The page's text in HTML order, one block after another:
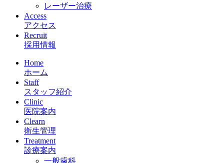
レーザー治療
Access
アクセス
Recruit
採用情報
Home
ホーム
Staff
スタッフ紹介
Clinic
医院案内
Clearn
衛生管理
Treatment
診療案内
一般歯科